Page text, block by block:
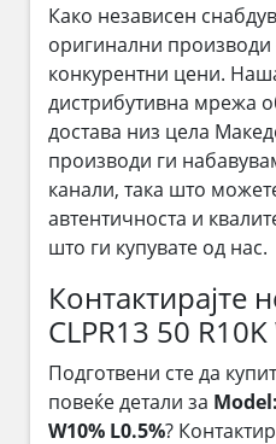
Како независен
оригинални производи
конкурентни цени.
дистрибутивна мрежа
достава низ цела
производи ги
канали, така што
автентичноста и
што ги купувате од нас.
Контактирајте
CLPR13 50
Подготвени сте да
повеќе детали за
W10% L0.5%?